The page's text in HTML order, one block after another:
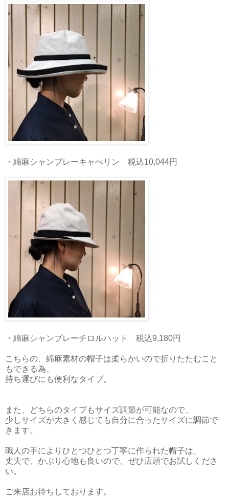
・綿麻シャンブレーキャぺリン 税込10,044円
・綿麻シャンブレーチロルハット 税込9,180円
こちらの、綿麻素材の帽子は柔らかいので折りたたむこと
もできる為、
持ち運びにも便利なタイプ。
また、どちらのタイプもサイズ調節が可能なので、
少しサイズが大きく感じても自分に合ったサイズに調節で
きます。
職人の手によりひとつひとつ丁寧に作られた帽子は、
丈夫で、かぶり心地も良いので、ぜひ店頭でお試しくださ
い。
ご来店お待ちしております。